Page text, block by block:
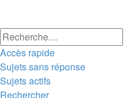
Accès rapide
Sujets sans réponse
Sujets actifs
Rechercher